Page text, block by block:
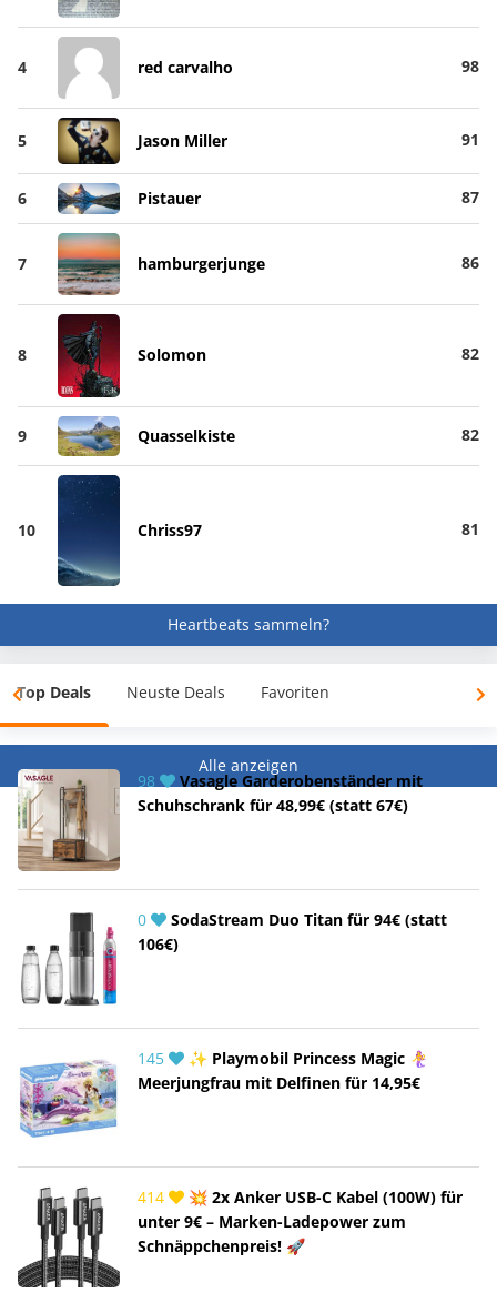
4 red carvalho 98
5 Jason Miller 91
6 Pistauer 87
7 hamburgerjunge 86
8 Solomon 82
9 Quasselkiste 82
10 Chriss97 81
Heartbeats sammeln?
Top Deals Neuste Deals Favoriten
Alle anzeigen
98
Vasagle Garderobenständer mit
Schuhschrank für 48,99€ (statt 67€)
0
SodaStream Duo Titan für 94€ (statt
106€)
145
✨ Playmobil Princess Magic 🧜‍♀️
Meerjungfrau mit Delfinen für 14,95€
414
💥 2x Anker USB-C Kabel (100W) für
unter 9€ – Marken-Ladepower zum
Schnäppchenpreis! 🚀